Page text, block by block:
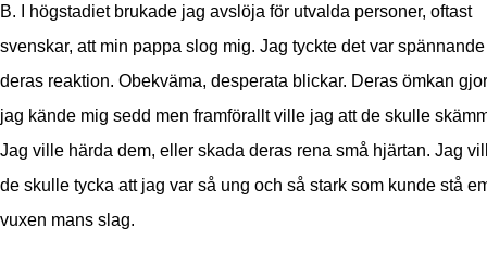
B. I högstadiet brukade jag avslöja för utvalda personer, oftast
svenskar, att min pappa slog mig. Jag tyckte det var
deras reaktion. Obekväma, desperata blickar. Deras ömkan
jag kände mig sedd men framförallt ville jag att de skulle
Jag ville härda dem, eller skada deras rena små hjärtan. Jag
de skulle tycka att jag var så ung och så stark som kunde stå
vuxen mans slag.